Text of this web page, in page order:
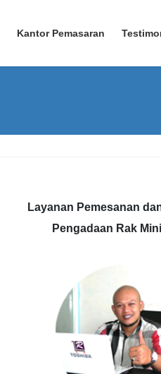
Kantor Pemasaran
Layanan Pemesanan
Pengadaan Rak